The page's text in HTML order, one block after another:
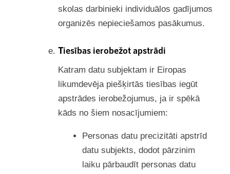
skolas darbinieki individuālos gadījumos
organizēs nepieciešamos pasākumus.
Tiesības ierobežot apstrādi
Katram datu subjektam ir Eiropas
likumdevēja piešķirtās tiesības iegūt
apstrādes ierobežojumus, ja ir spēkā
kāds no šiem nosacījumiem:
Personas datu precizitāti apstrīd
datu subjekts, dodot pārzinim
laiku pārbaudīt personas datu